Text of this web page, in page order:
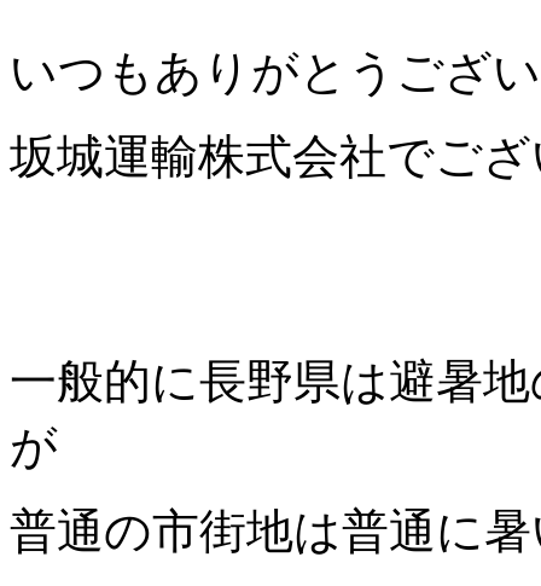
いつもありがとうござ
坂城運輸株式会社でご
一般的に長野県は避暑
が
普通の市街地は普通に